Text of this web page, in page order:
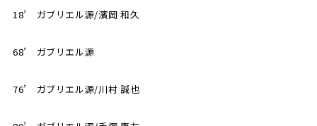
18’ ガブリエル源/濱岡 和久
68’ ガブリエル源
76’ ガブリエル源/川村 誠也